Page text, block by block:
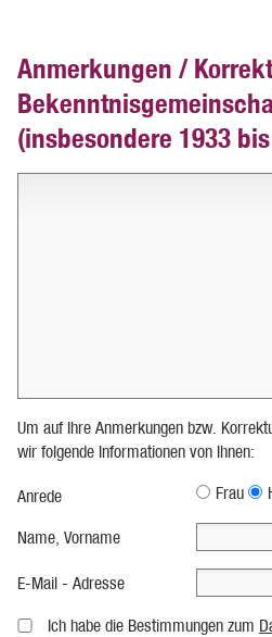
Anmerkungen /
(insbesondere 1933
Um auf Ihre Anmerkungen bzw.
wir folgende Informationen von Ihnen:
Anrede Frau
Name, Vorname
E-Mail - Adresse
Ich habe die Bestimmungen zum